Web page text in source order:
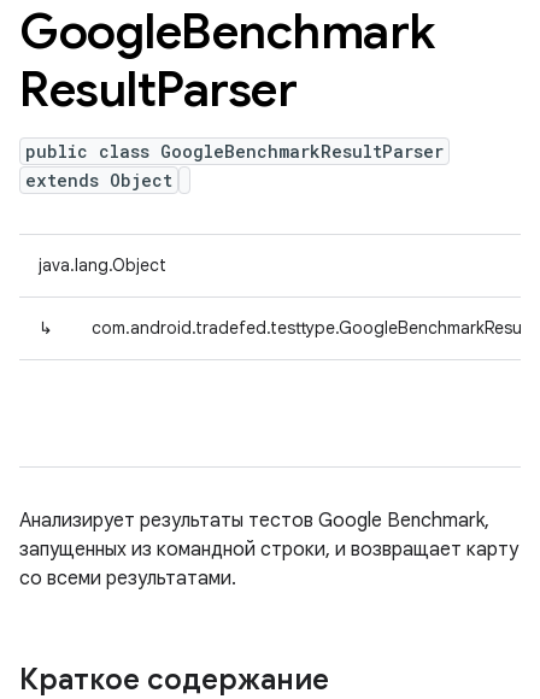
GoogleBenchmark
ResultParser
public class GoogleBenchmarkResultParser
extends Object
java.lang.Object
↳
Анализирует результаты тестов Google Benchmark,
запущенных из командной строки, и возвращает карту
со всеми результатами.
Краткое содержание